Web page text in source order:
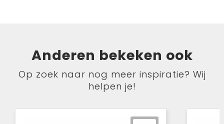
Anderen bekeken ook
Op zoek naar nog meer inspiratie? Wij
helpen je!